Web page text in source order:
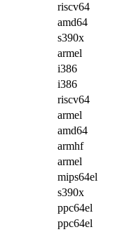
riscv64
amd64
s390x
armel
i386
i386
riscv64
armel
amd64
armhf
armel
mips64el
s390x
ppc64el
ppc64el